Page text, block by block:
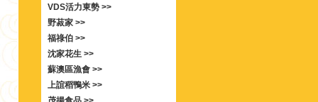
VDS活力東勢 >>
野菽家 >>
福祿伯 >>
沈家花生 >>
蘇澳區漁會 >>
上誼稻鴨米 >>